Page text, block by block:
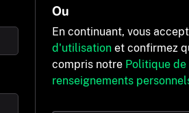
Ou
En continuant, vous
d'utilisation et confirmez
compris notre Politique
renseignements